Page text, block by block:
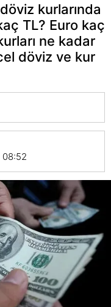
kurlarında
TL? Euro kaç
ne kadar
döviz ve kur
08:52